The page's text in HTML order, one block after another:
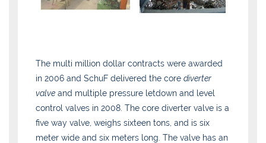
The multi million dollar contracts were awarded
in 2006 and SchuF delivered the core diverter
valve and multiple pressure letdown and level
control valves in 2008. The core diverter valve is a
five way valve, weighs sixteen tons, and is six
meter wide and six meters long. The valve has an